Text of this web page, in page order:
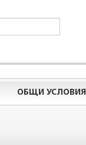
ОБЩИ УСЛОВИЯ